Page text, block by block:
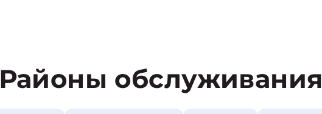
Районы обслуживания